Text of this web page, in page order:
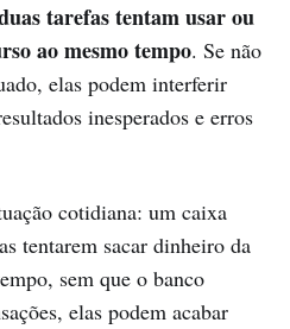
tarefas tentam usar ou
ao mesmo tempo. Se não
elas podem interferir
inesperados e erros
cotidiana: um caixa
tentarem sacar dinheiro da
sem que o banco
elas podem acabar